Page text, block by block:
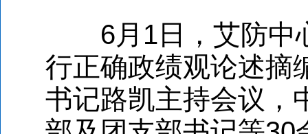
6月1日，艾防中
行正确政绩观论述摘
书记路凯主持会议，